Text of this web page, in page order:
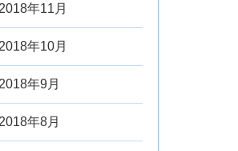
2018年11月
2018年10月
2018年9月
2018年8月